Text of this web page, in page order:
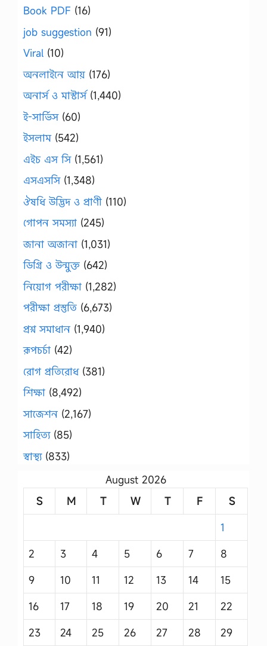
Book PDF (16)
job suggestion (91)
Viral (10)
অনলাইনে আয় (176)
অনার্স ও মাস্টার্স(1,440)
ই-সার্ভিস(60)
ইসলাম(542)
এইচ এস সি(1,561)
এসএসসি(1,348)
ঔষধি উদ্ভিদ ও প্রাণী (110)
গোপন সমস্যা (245)
জানা অজানা (1,031)
ডিগ্রি ও উন্মুক্ত (642)
নিয়োগ পরীক্ষা (1,282)
পরীক্ষা প্রস্তুতি (6,673)
প্রশ্ন সমাধান (1,940)
রূপচর্চা (42)
রোগ প্রতিরোধ(381)
শিক্ষা (8,492)
সাজেশন (2,167)
সাহিত্য(85)
স্বাস্থ্য(833)
August 2026
S
M T W T F
S
1
2
3 4 5 6 7
8
9
10 11 12 13 14
15
16
17 18 19 20 21
22
23
24 25 26 27 28 29